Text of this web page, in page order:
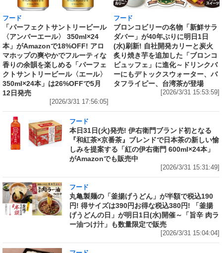
フード
「パーフェクトサントリービール
〈アンバーエール〉 350ml×24
本」がAmazonで18%OFF! アロ
マホップの爽やかでフルーティな
香りの余韻を楽しめる「パーフェ
クトサントリービール〈エール〉
350ml×24本」は26%OFFで5月
12日発売
[2026/3/31 17:56:05]
フード
ブロンコビリーの名物「新鮮サラ
ダバー」が40年ぶりに明日1日
(水)刷新! 自社開発カリーと炭火
炙り焼き芋を追加した「ブロンコ
ビュッフェ」に進化～ドリンクバ
ーにもデトックスウォーター、バ
タフライピー、台湾茶が登場
[2026/3/31 15:53:59]
フード
本日31日(火)発売! 伊右衛門ブランド初となる
『和紅茶×京番茶』ブレンドで日本茶の新しい愉
しみを提案する「紅の伊右衛門 600ml×24本」
がAmazonでも販売中
[2026/3/31 15:31:49]
フード
丸亀製麺の「釜揚げうどん」が半額で税込190
円! 得サイズは390円お得な税込380円! 「釜揚
げうどんの日」が明日1日(水)開催～「旨辛 肉ラ
ー油つけ汁」も数量限定で販売
[2026/3/31 15:04:04]